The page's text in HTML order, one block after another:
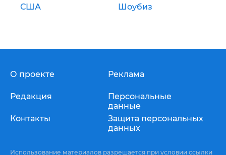
США Шоубиз
О проекте
Редакция
Контакты
Реклама
Персональные
данные
Защита персональных
данных
Использование материалов разрешается при условии ссылки